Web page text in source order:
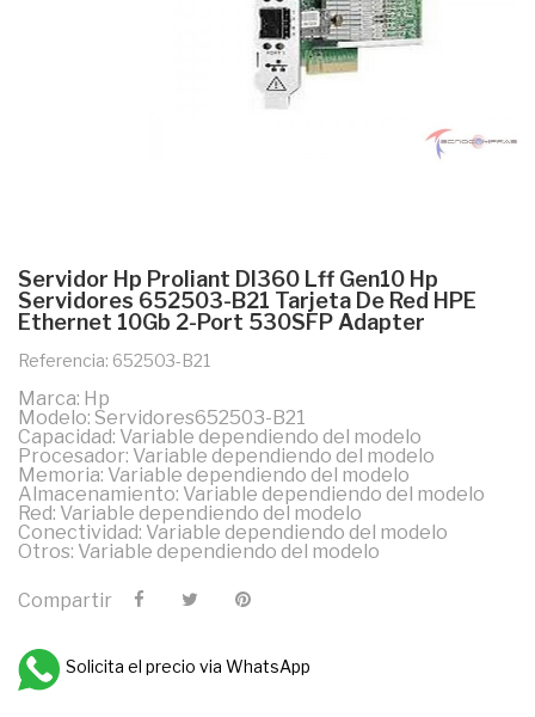
Servidor Hp Proliant Dl360 Lff Gen10 Hp
Servidores 652503-B21 Tarjeta De Red HPE
Ethernet 10Gb 2-Port 530SFP Adapter
Referencia: 652503-B21
Marca: Hp
Modelo: Servidores652503-B21
Capacidad: Variable dependiendo del modelo
Procesador: Variable dependiendo del modelo
Memoria: Variable dependiendo del modelo
Almacenamiento: Variable dependiendo del modelo
Red: Variable dependiendo del modelo
Conectividad: Variable dependiendo del modelo
Otros: Variable dependiendo del modelo
Compartir
Solicita el precio via WhatsApp